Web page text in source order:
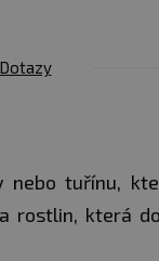
Dotazy
nebo tuřínu,
rostlin, která